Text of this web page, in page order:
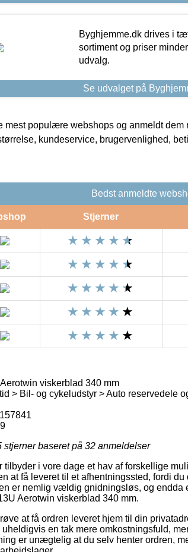
Byghjemme.dk drives i
sortiment og priser
udvalg.
Se udvalget på
mest populære webshops og anmeldt dem
kundeservice, brugervenlighed,
Bedst anmeldte
Stjerner
viskerblad 340 mm
> Bil- og cykeludstyr > Auto reservedele
stjerner baseret på 32 anmeldelser
tilbyder i vore dage et hav af forskellige
at få leveret til et afhentningssted, fordi
er nemlig vældig gnidningsløs, og endda
Aerotwin viskerblad 340 mm.
at få ordren leveret hjem til din
uheldigvis en tak mere omkostningsfuld,
er unægtelig at du selv henter ordren,